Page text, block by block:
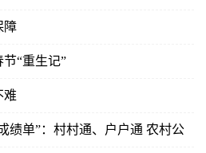
障
“重生记”
难
绩单”：村村通、户户通 农村公